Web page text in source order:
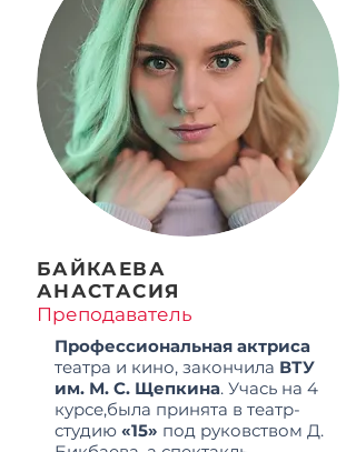
БАЙКАЕВА
АНАСТАСИЯ
Преподаватель
Профессиональная актриса
театра и кино, закончила ВТУ
им. М. С. Щепкина. Учась на 4
курсе,была принята в театр-
студию «15» под руковством Д.